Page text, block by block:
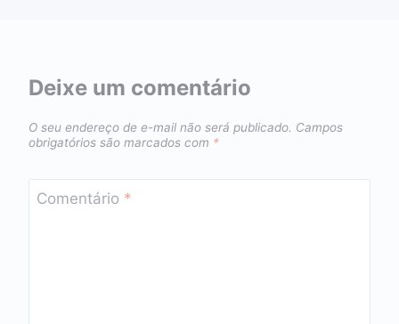
Deixe um comentário
O seu endereço de e-mail não será publicado. Campos
obrigatórios são marcados com *
Comentário *